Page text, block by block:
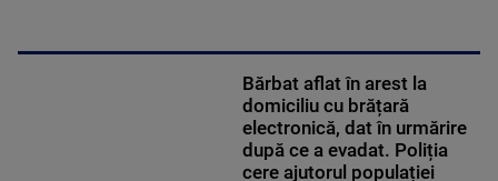
Bărbat aflat în arest la
domiciliu cu brățară
electronică, dat în urmărire
după ce a evadat. Poliția
cere ajutorul populației